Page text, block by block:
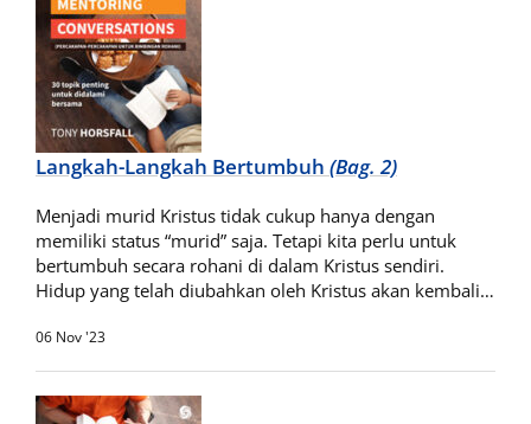
Langkah-Langkah Bertumbuh (Bag. 2)
Menjadi murid Kristus tidak cukup hanya dengan
memiliki status “murid” saja. Tetapi kita perlu untuk
bertumbuh secara rohani di dalam Kristus sendiri.
Hidup yang telah diubahkan oleh Kristus akan kembali…
06 Nov '23